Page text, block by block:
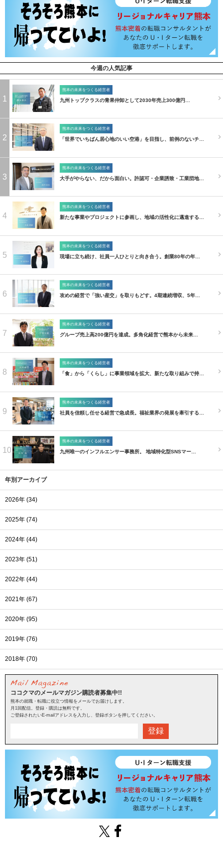
今週の人気記事
1
熊本の未来をつくる経営者
九州トップクラスの青果仲卸として2030年売上300億円…
2
熊本の未来をつくる経営者
「世界でいちばん居心地のいい空港」を目指し、前例のないチ…
3
熊本の未来をつくる経営者
大手がやらない、だから面白い。許認可・企業誘致・工業団地…
4
熊本の未来をつくる経営者
新たな事業やプロジェクトに参画し、地域の活性化に邁進する…
5
熊本の未来をつくる経営者
現場に立ち続け、社員一人ひとりと向き合う。創業80年の年…
6
熊本の未来をつくる経営者
攻めの経営で「強い産交」を取りもどす。4期連続増収、5年…
7
熊本の未来をつくる経営者
グループ売上高200億円を達成。多角化経営で熊本から未来…
8
熊本の未来をつくる経営者
「食」から「くらし」に事業領域を拡大、新たな取り組みで持…
9
熊本の未来をつくる経営者
社員を信頼し任せる経営で急成長。福祉業界の発展を牽引する…
10
熊本の未来をつくる経営者
九州唯一のインフルエンサー事務所。 地域特化型SNSマー…
年別アーカイブ
2026年 (34)
2025年 (74)
2024年 (44)
2023年 (51)
2022年 (44)
2021年 (67)
2020年 (95)
2019年 (76)
2018年 (70)
ココクマのメールマガジン購読者募集中!!
熊本の就職・転職に役立つ情報をメールでお届けします。
月1回配信。登録・購読は無料です。
ご登録されたいE-mailアドレスを入力し、登録ボタンを押してください。
登録